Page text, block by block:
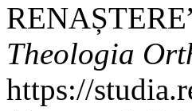
Theologia
https://